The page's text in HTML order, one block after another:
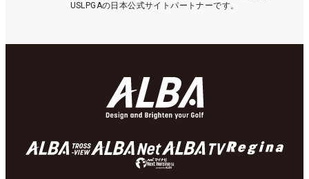
USLPGAの日本公式サイトパートナーです。